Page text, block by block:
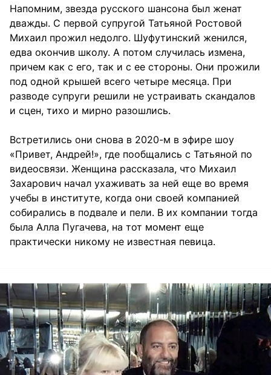
Напомним, звезда русского шансона был женат
дважды. С первой супругой Татьяной Ростовой
Михаил прожил недолго. Шуфутинский женился,
едва окончив школу. А потом случилась измена,
причем как с его, так и с ее стороны. Они прожили
под одной крышей всего четыре месяца. При
разводе супруги решили не устраивать скандалов
и сцен, тихо и мирно разошлись.
Встретились они снова в 2020-м в эфире шоу
«Привет, Андрей!», где пообщались с Татьяной по
видеосвязи. Женщина рассказала, что Михаил
Захарович начал ухаживать за ней еще во время
учебы в институте, когда они своей компанией
собирались в подвале и пели. В их компании тогда
была Алла Пугачева, на тот момент еще
практически никому не известная певица.